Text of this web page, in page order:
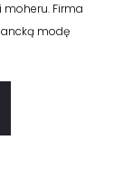
Firma
modę